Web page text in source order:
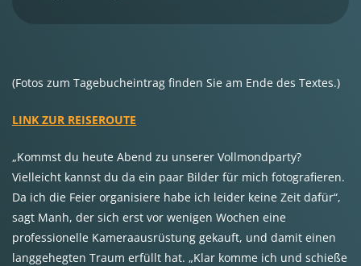
(Fotos zum Tagebucheintrag finden Sie am Ende des Textes.)
LINK ZUR REISEROUTE
„Kommst du heute Abend zu unserer Vollmondparty?
Vielleicht kannst du da ein paar Bilder für mich fotografieren.
Da ich die Feier organisiere habe ich leider keine Zeit dafür“,
sagt Manh, der sich erst vor wenigen Wochen eine
professionelle Kameraausrüstung gekauft, und damit einen
langgehegten Traum erfüllt hat. „Klar komme ich und schieße